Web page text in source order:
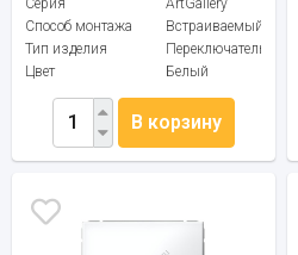
Способ монтажа
Встраиваемый
Тип изделия
Переключатель
Цвет
Белый
В корзину